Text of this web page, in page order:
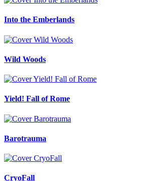
Into the Emberlands
Wild Woods
Yield! Fall of Rome
Barotrauma
CryoFall